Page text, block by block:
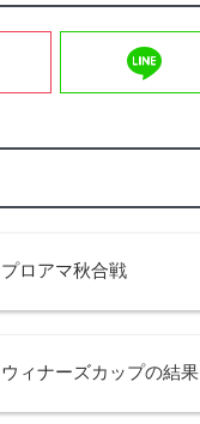
line
プロアマ秋合戦
ウィナーズカップの結果